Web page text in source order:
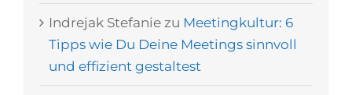
Indrejak Stefanie zu Meetingkultur: 6
Tipps wie Du Deine Meetings sinnvoll
und effizient gestaltest